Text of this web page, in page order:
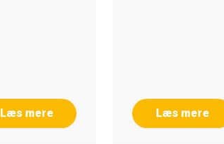
Læs mere Læs mere